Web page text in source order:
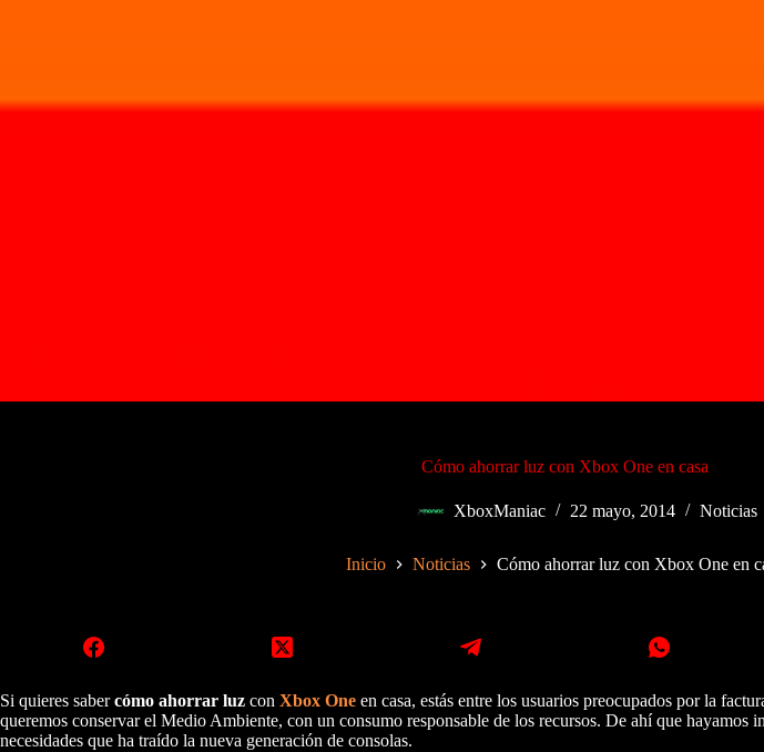
Cómo ahorrar luz con Xbox One en casa
XboxManiac 22 mayo, 2014 Noticias
Inicio Noticias Cómo ahorrar luz con Xbox One en
Si quieres sabercómo ahorrar luz con Xbox One en casa, estás entre los usuarios preocupados por la
queremos conservar el Medio Ambiente, con un consumo responsable de los recursos. De ahí que hayamos
necesidades que ha traído la nueva generación de consolas.